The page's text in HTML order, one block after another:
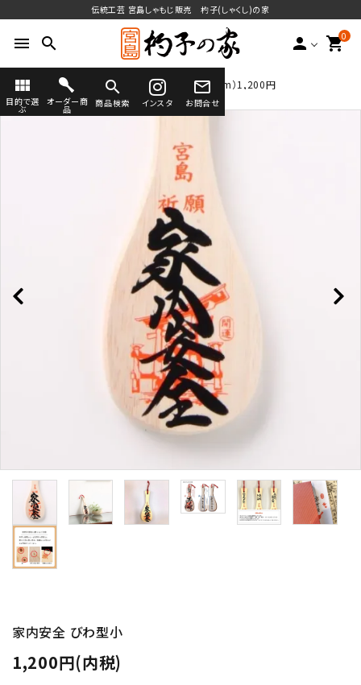
伝統工芸 宮島しゃもじ販売 杓子(しゃくし)の家
menu search person 0
shopping_cart
view_module
目的で選
ぶ
オーダー商
品
search
商品検索 インスタ
mail_outline
お問合せ
送料無料
オーダーしゃもじとは
(フルオーダー・セミオーダー)
オーダーしゃもじ制作事例
包装について
プライバシーポリシー
特定商取引法について
ようこそ ゲスト 様
TOP 看板杓子 びわ型小（21cm×7.5cm）1,200円
家内安全 びわ型小
1,200円(内税)